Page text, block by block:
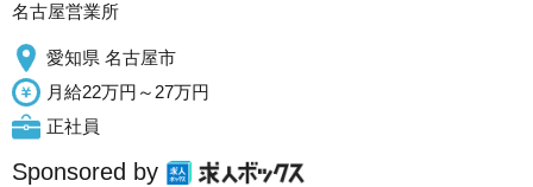
名古屋営業所
愛知県 名古屋市
月給22万円～27万円
正社員
Sponsored by